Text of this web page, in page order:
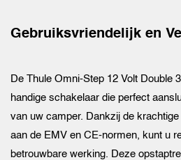
Gebruiksvriendelijk en
De Thule Omni-Step 12 Volt Double
handige schakelaar die perfect
van uw camper. Dankzij de
aan de EMV en CE-normen, kunt u
betrouwbare werking. Deze